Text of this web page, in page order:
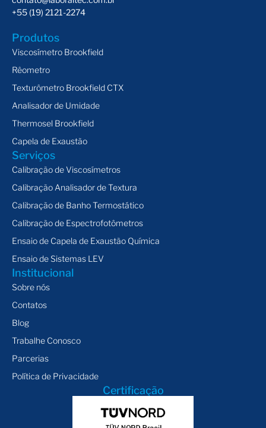
+55 (19) 2121-2274
Produtos
Viscosímetro Brookfield
Rêometro
Texturômetro Brookfield CTX
Analisador de Umidade
Thermosel Brookfield
Capela de Exaustão
Serviços
Calibração de Viscosímetros
Calibração Analisador de Textura
Calibração de Banho Termostático
Calibração de Espectrofotômetros
Ensaio de Capela de Exaustão Química
Ensaio de Sistemas LEV
Institucional
Sobre nós
Contatos
Blog
Trabalhe Conosco
Parcerias
Política de Privacidade
Certificação